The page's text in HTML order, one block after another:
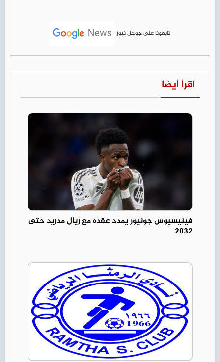
تابعونا على جوجل نيوز
اقرأ أيضا
فينيسيوس جونيور يمدد عقده مع ريال مدريد حتى
2032